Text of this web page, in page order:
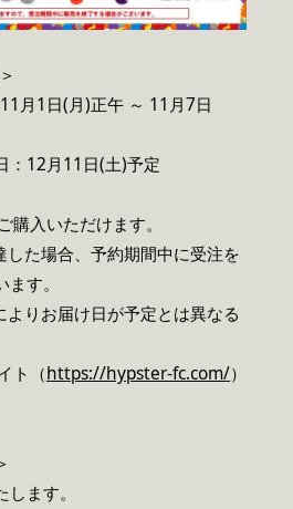
月1日(月)正午 ～ 11月7日
：12月11日(土)予定
購入いただけます。
た場合、予約期間中に受注を
す。
りお届け日が予定とは異なる
ト（https://hypster-fc.com/）
ます。